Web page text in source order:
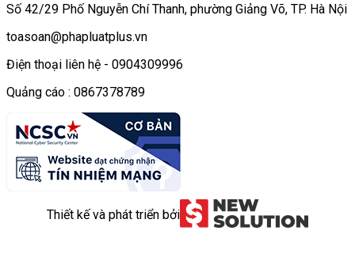
Số 42/29 Phố Nguyễn Chí Thanh, phường Giảng Võ, TP. Hà Nội
toasoan@phapluatplus.vn
Điện thoại liên hệ - 0904309996
Quảng cáo : 0867378789
Thiết kế và phát triển bởi